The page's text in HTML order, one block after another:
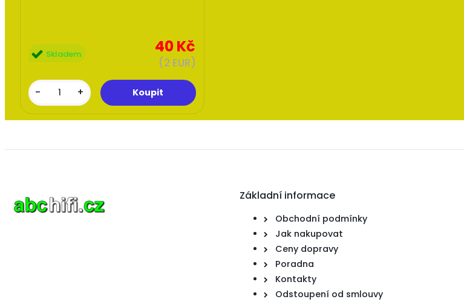
40 Kč
(2 EUR)
Skladem
- +
Základní informace
Obchodní podmínky
Jak nakupovat
Ceny dopravy
Poradna
Kontakty
Odstoupení od smlouvy